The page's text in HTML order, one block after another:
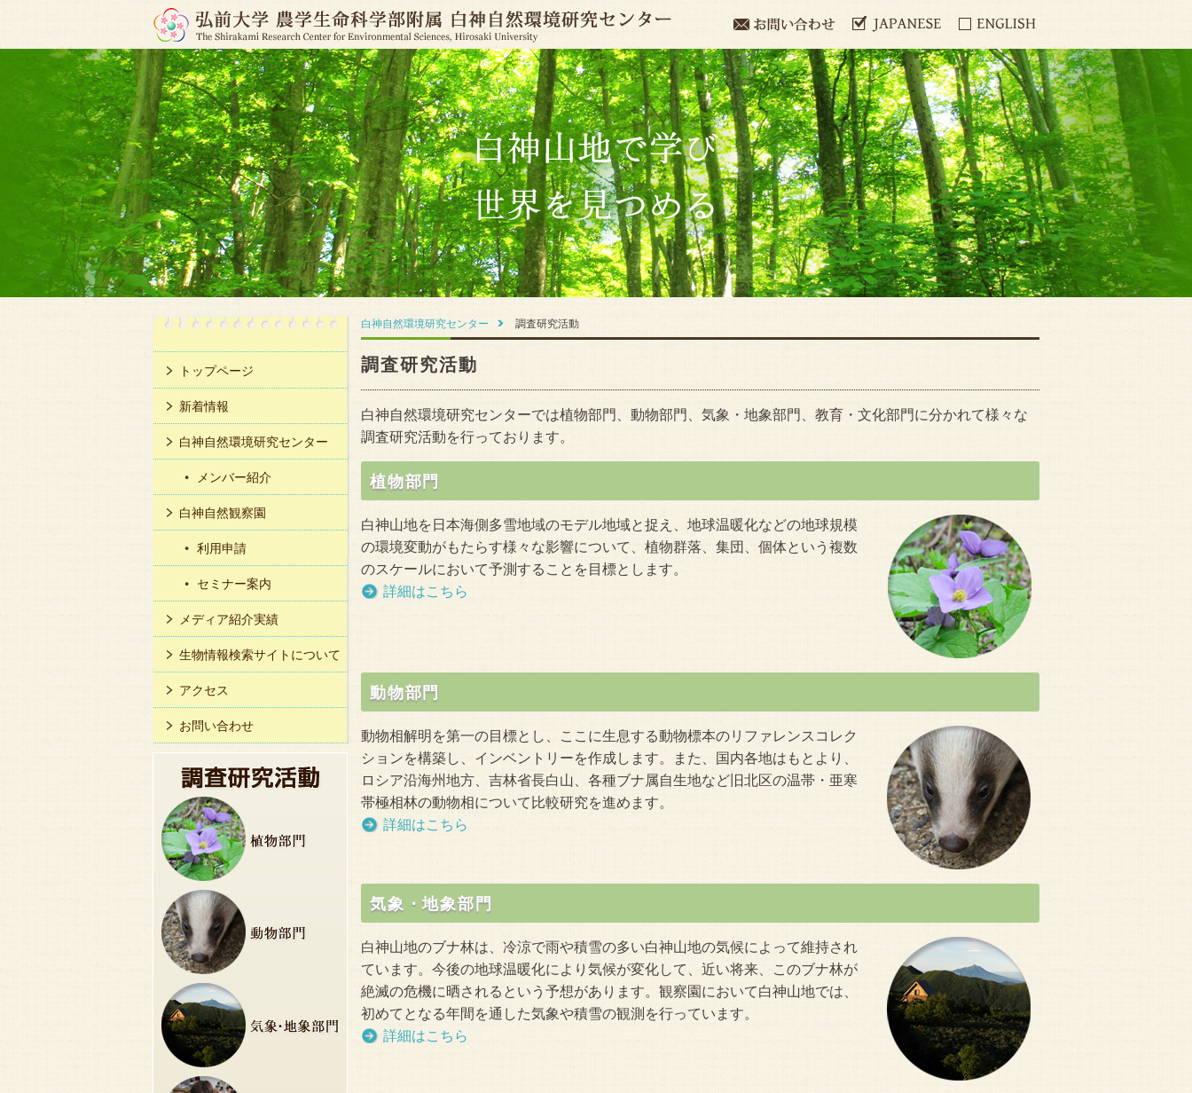
白神自然環境研究センター 調査研究活動
調査研究活動
白神自然環境研究センターでは植物部門、動物部門、気象・地象部門、教育・文化部門に分かれて様々な
調査研究活動を行っております。
植物部門
白神山地を日本海側多雪地域のモデル地域と捉え、地球温暖化などの地球規模
の環境変動がもたらす様々な影響について、植物群落、集団、個体という複数
のスケールにおいて予測することを目標とします。
詳細はこちら
動物部門
動物相解明を第一の目標とし、ここに生息する動物標本のリファレンスコレク
ションを構築し、インベントリーを作成します。また、国内各地はもとより、
ロシア沿海州地方、吉林省長白山、各種ブナ属自生地など旧北区の温帯・亜寒
帯極相林の動物相について比較研究を進めます。
詳細はこちら
気象・地象部門
白神山地のブナ林は、冷涼で雨や積雪の多い白神山地の気候によって維持され
ています。今後の地球温暖化により気候が変化して、近い将来、このブナ林が
絶滅の危機に晒されるという予想があります。観察園において白神山地では、
初めてとなる年間を通した気象や積雪の観測を行っています。
詳細はこちら
トップページ
新着情報
白神自然環境研究センター
メンバー紹介
白神自然観察園
利用申請
セミナー案内
メディア紹介実績
生物情報検索サイトについて
アクセス
お問い合わせ